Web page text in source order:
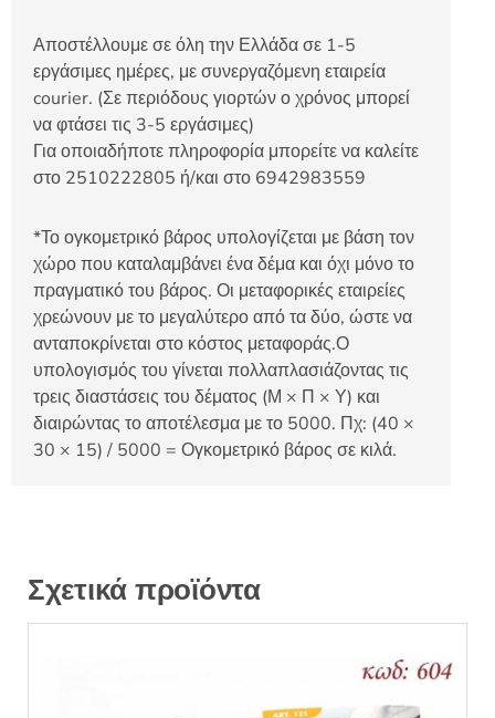
Αποστέλλουμε σε όλη την Ελλάδα σε 1-5
εργάσιμες ημέρες, με συνεργαζόμενη εταιρεία
courier. (Σε περιόδους γιορτών ο χρόνος μπορεί
να φτάσει τις 3-5 εργάσιμες)
Για οποιαδήποτε πληροφορία μπορείτε να καλείτε
στο 2510222805 ή/και στο 6942983559
*Το ογκομετρικό βάρος υπολογίζεται με βάση τον
χώρο που καταλαμβάνει ένα δέμα και όχι μόνο το
πραγματικό του βάρος. Οι μεταφορικές εταιρείες
χρεώνουν με το μεγαλύτερο από τα δύο, ώστε να
ανταποκρίνεται στο κόστος μεταφοράς.Ο
υπολογισμός του γίνεται πολλαπλασιάζοντας τις
τρεις διαστάσεις του δέματος (Μ × Π × Υ) και
διαιρώντας το αποτέλεσμα με το 5000. Πχ: (40 ×
30 × 15) / 5000 = Ογκομετρικό βάρος σε κιλά.
Σχετικά προϊόντα